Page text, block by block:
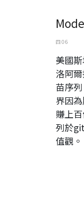
四 06
美國
洛阿
苗序
界因
賺上
列於
值觀。